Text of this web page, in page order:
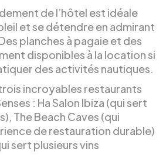
de l’hôtel est idéale
et se détendre en admirant
planches à pagaie et des
disponibles à la location si
des activités nautiques.
incroyables restaurants
: Ha Salon Ibiza (qui sert
The Beach Caves (qui
de restauration durable)
sert plusieurs vins